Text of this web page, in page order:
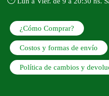
¿Cómo Comprar?
Costos y formas de envío
Política de cambios y